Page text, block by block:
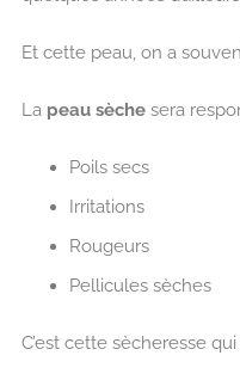
Et cette peau, on a
La peau sèche sera
Poils secs
Irritations
Rougeurs
Pellicules sèches
C’est cette sècheresse